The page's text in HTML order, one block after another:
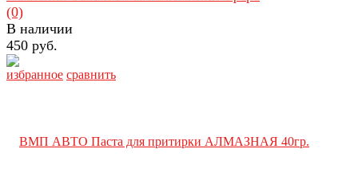
избранное сравнить
(0)
В наличии
450 руб.